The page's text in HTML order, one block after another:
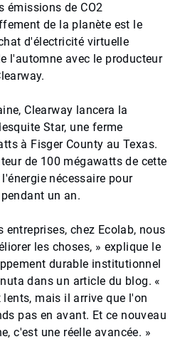
émissions de CO2
de la planète est le
d'électricité virtuelle
l'automne avec le producteur
Clearway lancera la
Star, une ferme
à Fisger County au Texas.
de 100 mégawatts de cette
nécessaire pour
un an.
entreprises, chez Ecolab, nous
les choses, » explique le
durable institutionnel
dans un article du blog. «
mais il arrive que l'on
pas en avant. Et ce nouveau
c'est une réelle avancée. »